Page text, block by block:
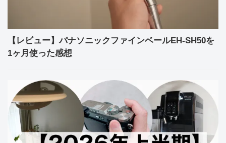
【レビュー】パナソニックファインベールEH-SH50を
1ヶ月使った感想